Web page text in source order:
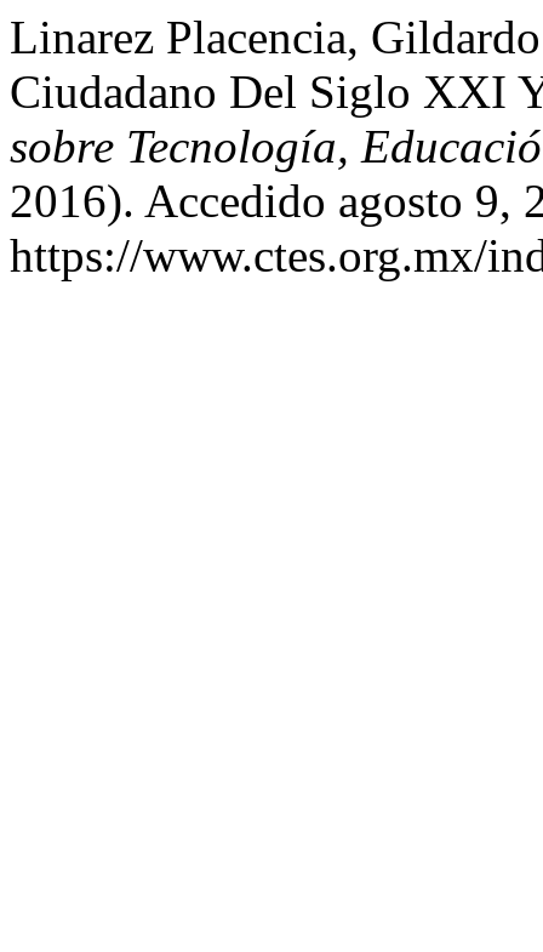
Linarez Placencia,
Ciudadano Del Siglo XXI
sobre Tecnología,
2016). Accedido agosto 9,
https://www.ctes.org.mx/